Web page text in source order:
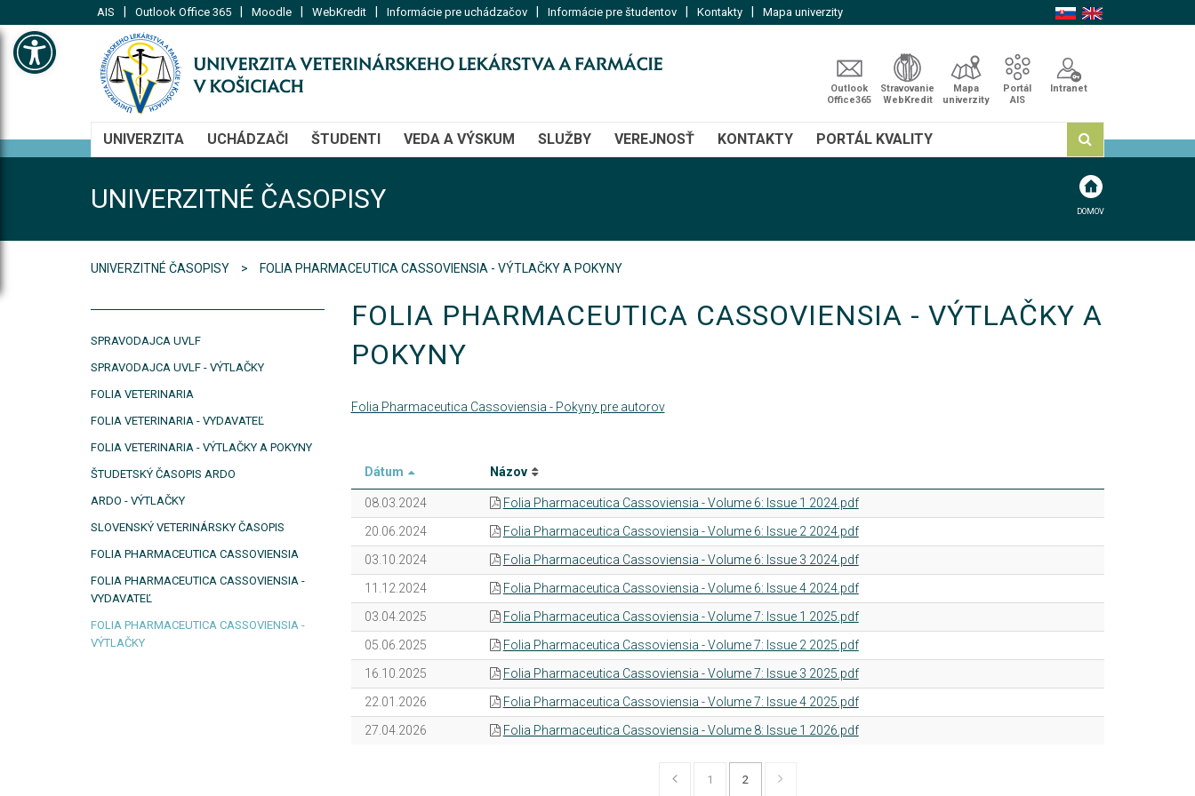
Open toolbar
AIS Outlook Office 365 Moodle WebKredit Informácie pre uchádzačov Informácie pre študentov Kontakty Mapa univerzity
Outlook
Office365
Stravovanie
WebKredit
Mapa
univerzity
Portál
AIS
Intranet
UNIVERZITA UCHÁDZAČI ŠTUDENTI VEDA A VÝSKUM SLUŽBY VEREJNOSŤ KONTAKTY PORTÁL KVALITY
UNIVERZITNÉ ČASOPISY DOMOV
UNIVERZITNÉ ČASOPISY FOLIA PHARMACEUTICA CASSOVIENSIA - VÝTLAČKY A POKYNY
SPRAVODAJCA UVLF
SPRAVODAJCA UVLF - VÝTLAČKY
FOLIA VETERINARIA
FOLIA VETERINARIA - VYDAVATEĽ
FOLIA VETERINARIA - VÝTLAČKY A POKYNY
ŠTUDETSKÝ ČASOPIS ARDO
ARDO - VÝTLAČKY
SLOVENSKÝ VETERINÁRSKY ČASOPIS
FOLIA PHARMACEUTICA CASSOVIENSIA
FOLIA PHARMACEUTICA CASSOVIENSIA -
VYDAVATEĽ
FOLIA PHARMACEUTICA CASSOVIENSIA -
VÝTLAČKY
FOLIA PHARMACEUTICA CASSOVIENSIA - VÝTLAČKY A
POKYNY
Folia Pharmaceutica Cassoviensia - Pokyny pre autorov
Dátum Názov
08.03.2024
Folia Pharmaceutica Cassoviensia - Volume 6: Issue 1 2024.pdf
20.06.2024
Folia Pharmaceutica Cassoviensia - Volume 6: Issue 2 2024.pdf
03.10.2024
Folia Pharmaceutica Cassoviensia - Volume 6: Issue 3 2024.pdf
11.12.2024
Folia Pharmaceutica Cassoviensia - Volume 6: Issue 4 2024.pdf
03.04.2025
Folia Pharmaceutica Cassoviensia - Volume 7: Issue 1 2025.pdf
05.06.2025
Folia Pharmaceutica Cassoviensia - Volume 7: Issue 2 2025.pdf
16.10.2025
Folia Pharmaceutica Cassoviensia - Volume 7: Issue 3 2025.pdf
22.01.2026
Folia Pharmaceutica Cassoviensia - Volume 7: Issue 4 2025.pdf
27.04.2026
Folia Pharmaceutica Cassoviensia - Volume 8: Issue 1 2026.pdf
1 2